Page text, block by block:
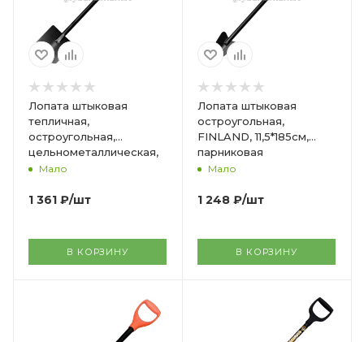
Лопата штыковая
тепличная,
остроугольная,
цельнометаллическая,
14,5*185см, FINLAND, с/ч
Мало
1 361 ₽/шт
В КОРЗИНУ
Лопата штыковая
остроугольная,
FINLAND, 11,5*185см,
парниковая
цельнометаллическая,
Мало
1 248 ₽/шт
В КОРЗИНУ